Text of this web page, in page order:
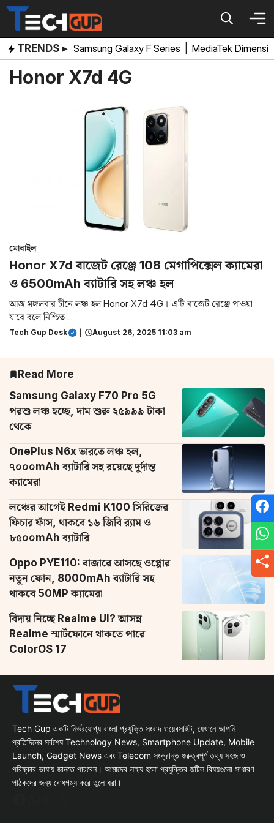
Skip
content
TRENDS ▸ Samsung Galaxy F Series MediaTek
Honor X7d 4G
মোবাইল
Honor X7d বাজেট রেঞ্জে 108 মেগাপিক্সেল ক্যামেরা
ও 6500mAh ব্যাটারি সহ লঞ্চ হল
আজ মঙ্গলবার চীনে লঞ্চ হল Honor X7d 4G। এটি বাজেট রেঞ্জে পাওয়া
যাবে বলে নিশ্চিত ...
Tech Gup Desk August 26, 2025 11:03 am
Read More
Samsung Galaxy F70 Pro 5G
পরশু লঞ্চ হচ্ছে, দাম শুরু ২৫৯৯৯ টাকা
থেকে
OnePlus N6x ভারতে লঞ্চ হল,
৭০০০mAh ব্যাটারি সহ রয়েছে দুর্দান্ত
ক্যামেরা
লঞ্চের আগেই Redmi K100 সিরিজের
ফিচার ফাঁস, থাকবে ১৬ জিবি র‌্যাম ও
৮৫০০mAh ব্যাটারি
Oppo PYE110: বাজারে আসছে ওপ্পোর
নতুন ফোন, 8000mAh ব্যাটারি সহ
থাকবে 50MP ক্যামেরা
বিদায় নিচ্ছে Realme UI? আসন্ন
Realme স্মার্টফোনে থাকতে পারে
ColorOS 17
Tech Gup একটি নির্ভরযোগ্য বাংলা প্রযুক্তি সংবাদ ওয়েবসাইট, যেখানে আপনি
প্রতিদিনের সর্বশেষ Technology News, Smartphone Update, Mobile
Launch, Gadget News এবং Telecom সংক্রান্ত গুরুত্বপূর্ণ তথ্য সহজ ও
পরিষ্কার ভাষায় জানতে পারবেন। আমাদের লক্ষ্য হলো প্রযুক্তির জটিল বিষয়গুলো সাধারণ
পাঠকদের জন্য বোধগম্য করে তুলে ধরা।